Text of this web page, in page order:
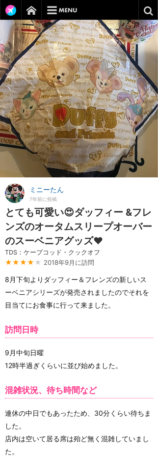
ミニーたん
7年前に投稿
とても可愛い😍ダッフィー &フレ
ンズのオータムスリープオーバー
のスーベニアグッズ❤️
TDS：ケープコッド・クックオフ
★★★★ ★ 2018年9月に訪問
8月下旬よりダッフィー＆フレンズの新しいス
ーベニアシリーズが発売されましたのでそれを
目当てにお食事に行って来ました。
訪問日時
9月中旬日曜
12時半過ぎくらいに並び始めました。
混雑状況、待ち時間など
連休の中日でもあったため、30分くらい待ちま
した。
店内は空いて居る席は殆ど無く混雑していまし
た。